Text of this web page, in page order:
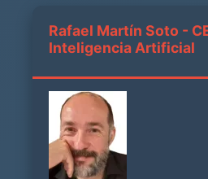
Rafael Martín Soto -
Inteligencia Artificial